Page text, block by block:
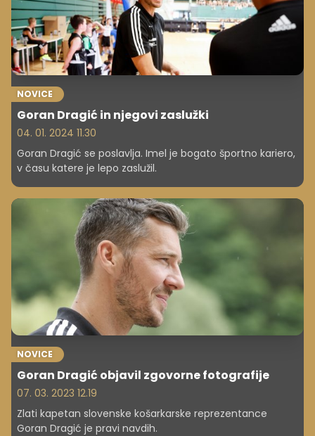
NOVICE
Goran Dragić in njegovi zaslužki
04. 01. 2024 11.30
Goran Dragić se poslavlja. Imel je bogato športno kariero,
v času katere je lepo zaslužil.
NOVICE
Goran Dragić objavil zgovorne fotografije
07. 03. 2023 12.19
Zlati kapetan slovenske košarkarske reprezentance
Goran Dragić je pravi navdih.